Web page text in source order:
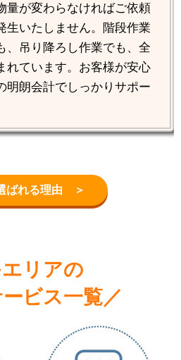
量が変わらなければご依頼
生いたしません。階段作業
、吊り降ろし作業でも、全
れています。お客様が安心
明朗会計でしっかりサポー
ばれる理由 ＞
リアの
ビス一覧／